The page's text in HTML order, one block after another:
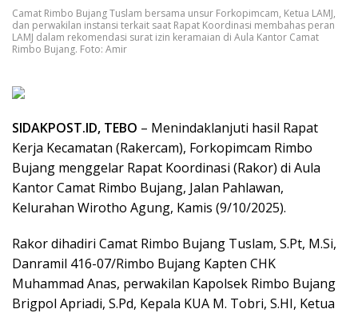
Camat Rimbo Bujang Tuslam bersama unsur Forkopimcam, Ketua LAMJ,
dan perwakilan instansi terkait saat Rapat Koordinasi membahas peran
LAMJ dalam rekomendasi surat izin keramaian di Aula Kantor Camat
Rimbo Bujang. Foto: Amir
SIDAKPOST.ID, TEBO – Menindaklanjuti hasil Rapat
Kerja Kecamatan (Rakercam), Forkopimcam Rimbo
Bujang menggelar Rapat Koordinasi (Rakor) di Aula
Kantor Camat Rimbo Bujang, Jalan Pahlawan,
Kelurahan Wirotho Agung, Kamis (9/10/2025).
Rakor dihadiri Camat Rimbo Bujang Tuslam, S.Pt, M.Si,
Danramil 416-07/Rimbo Bujang Kapten CHK
Muhammad Anas, perwakilan Kapolsek Rimbo Bujang
Brigpol Apriadi, S.Pd, Kepala KUA M. Tobri, S.HI, Ketua